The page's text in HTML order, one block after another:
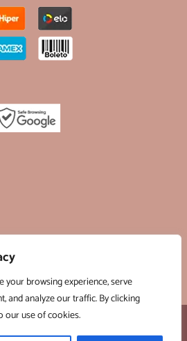
your browsing experience, serve
and analyze our traffic. By clicking
our use of cookies.